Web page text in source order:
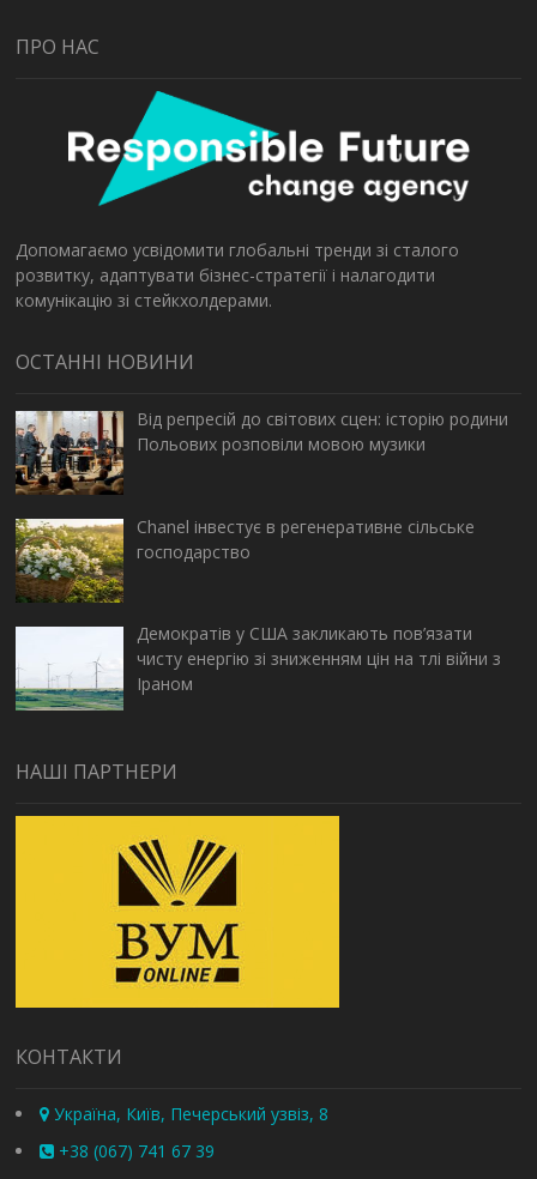
ПРО НАС
Допомагаємо усвідомити глобальні тренди зі сталого
розвитку, адаптувати бізнес-стратегії і налагодити
комунікацію зі стейкхолдерами.
ОСТАННІ НОВИНИ
Від репресій до світових сцен: історію родини
Польових розповіли мовою музики
Chanel інвестує в регенеративне сільське
господарство
Демократів у США закликають пов’язати
чисту енергію зі зниженням цін на тлі війни з
Іраном
НАШІ ПАРТНЕРИ
КОНТАКТИ
Україна, Київ, Печерський узвіз, 8
+38 (067) 741 67 39